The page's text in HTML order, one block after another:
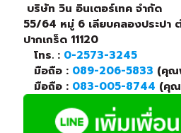
บริษัท วิน อินเตอร์เทค จำกัด
55/64 หมู่ 6 เลียบคลองประปา
ปากเกร็ด 11120
โทร. : 0-2573-3245
มือถือ : 089-206-5833 (คุณ
มือถือ : 083-005-8744 (คุ